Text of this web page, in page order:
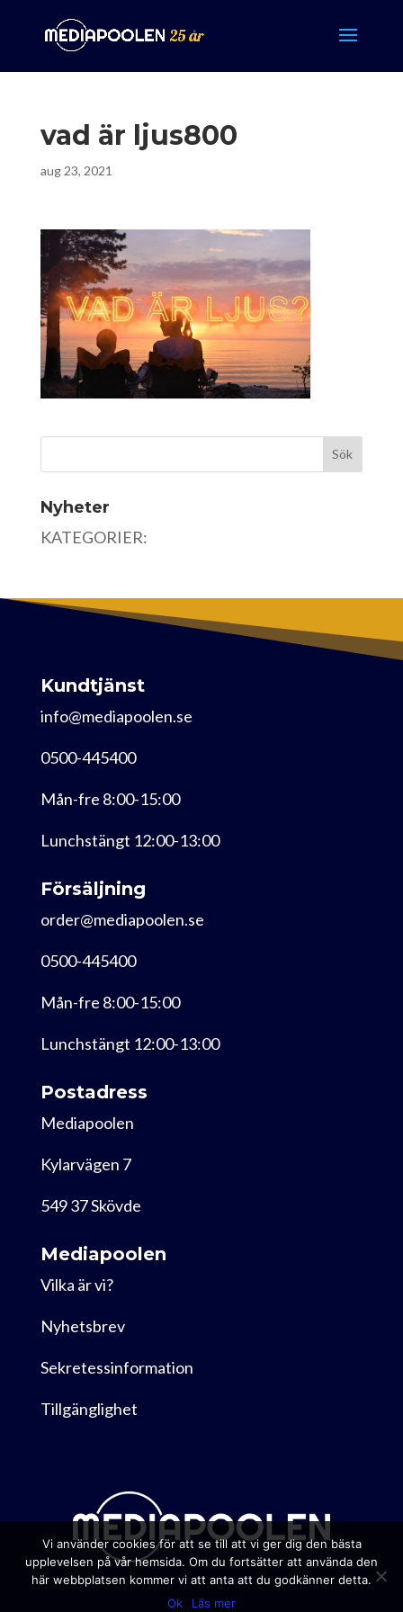
vad är ljus800
aug 23, 2021
Nyheter
KATEGORIER:
Kundtjänst
info@mediapoolen.se
0500-445400
Mån-fre 8:00-15:00
Lunchstängt 12:00-13:00
Försäljning
order@mediapoolen.se
0500-445400
Mån-fre 8:00-15:00
Lunchstängt 12:00-13:00
Postadress
Mediapoolen
Kylarvägen 7
549 37 Skövde
Mediapoolen
Vilka är vi?
Nyhetsbrev
Sekretessinformation
Tillgänglighet
Vi använder cookies för att se till att vi ger dig den bästa
upplevelsen på vår hemsida. Om du fortsätter att använda den
här webbplatsen kommer vi att anta att du godkänner detta.
Ok
Läs mer